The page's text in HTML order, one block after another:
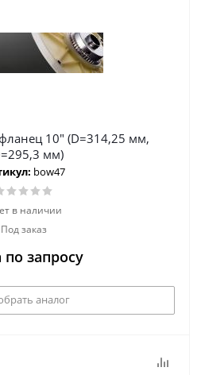
фланец 10" (D=314,25 мм,
мм)
bow47
в наличии
Под заказ
запросу
аналог